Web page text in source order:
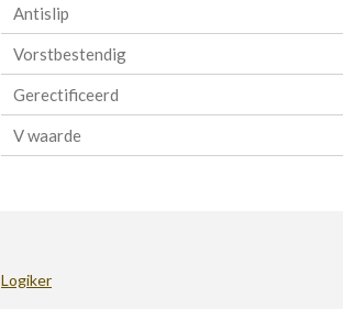
Antislip
Vorstbestendig
Gerectificeerd
V waarde
Logiker